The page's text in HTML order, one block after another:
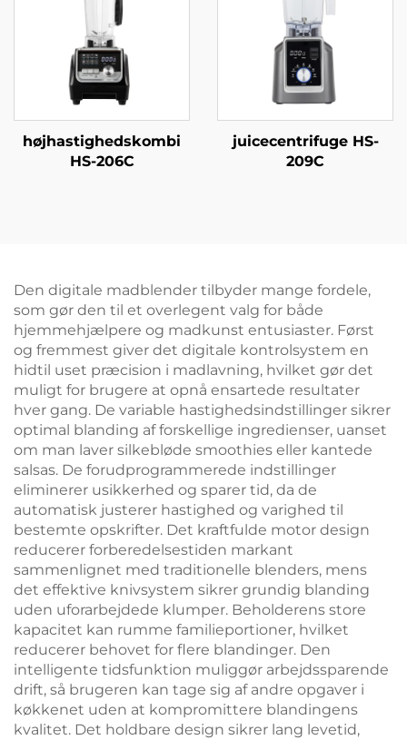
højhastighedskombi
HS-206C
juicecentrifuge HS-
209C
Den digitale madblender tilbyder mange fordele,
som gør den til et overlegent valg for både
hjemmehjælpere og madkunst entusiaster. Først
og fremmest giver det digitale kontrolsystem en
hidtil uset præcision i madlavning, hvilket gør det
muligt for brugere at opnå ensartede resultater
hver gang. De variable hastighedsindstillinger sikrer
optimal blanding af forskellige ingredienser, uanset
om man laver silkebløde smoothies eller kantede
salsas. De forudprogrammerede indstillinger
eliminerer usikkerhed og sparer tid, da de
automatisk justerer hastighed og varighed til
bestemte opskrifter. Det kraftfulde motor design
reducerer forberedelsestiden markant
sammenlignet med traditionelle blenders, mens
det effektive knivsystem sikrer grundig blanding
uden uforarbejdede klumper. Beholderens store
kapacitet kan rumme familieportioner, hvilket
reducerer behovet for flere blandinger. Den
intelligente tidsfunktion muliggør arbejdssparende
drift, så brugeren kan tage sig af andre opgaver i
køkkenet uden at kompromittere blandingens
kvalitet. Det holdbare design sikrer lang levetid,